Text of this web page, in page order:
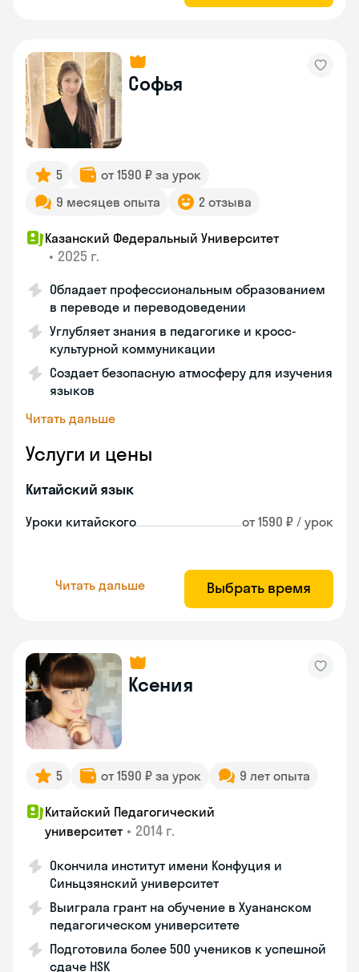
Софья
5
от 1590 ₽ за урок
9 месяцев опыта
2 отзыва
Казанский Федеральный Университет
• 2025 г.
Обладает профессиональным образованием
в переводе и переводоведении
Углубляет знания в педагогике и кросс-
культурной коммуникации
Создает безопасную атмосферу для изучения
языков
Читать дальше
Услуги и цены
Китайский язык
Уроки китайского от 1590 ₽ / урок
Читать дальше Выбрать время
Ксения
5 от 1590 ₽ за урок 9 лет опыта
Китайский Педагогический
университет • 2014 г.
Окончила институт имени Конфуция и
Синьцзянский университет
Выиграла грант на обучение в Хуананском
педагогическом университете
Подготовила более 500 учеников к успешной
сдаче HSK